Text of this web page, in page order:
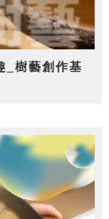
樹藝創作基